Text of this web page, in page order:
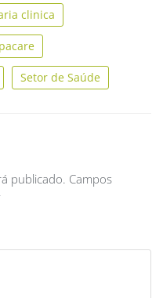
clinica
Setor de Saúde
publicado. Campos